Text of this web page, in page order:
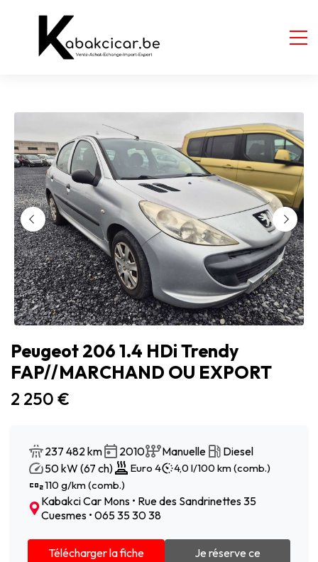
Peugeot 206 1.4 HDi Trendy
FAP//MARCHAND OU EXPORT
2 250 €
237 482 km 2010 Manuelle
Diesel
50 kW (67 ch)
Euro 4
4,0 l/100 km (comb.)
110 g/km (comb.)
Kabakci Car Mons • Rue des Sandrinettes 35
Cuesmes • 065 35 30 38
Télécharger la fiche
Je réserve ce